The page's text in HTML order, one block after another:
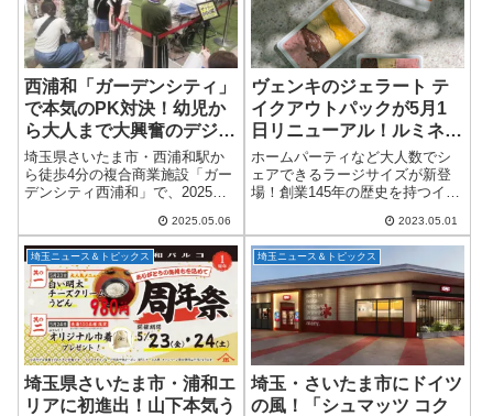
西浦和「ガーデンシティ」
で本気のPK対決！幼児か
ら大人まで大興奮のデジタ
ルサッカー体験【2025年
GW開催レポート】
埼玉県さいたま市・西浦和駅か
ら徒歩4分の複合商業施設「ガー
デンシティ西浦和」で、2025年
間、まさに“本気”のペナルティキ
ック体験が話題を呼びました！
その名も、「幼児も！大人も！
みんな集ま...
2025.05.06
ヴェンキのジェラート テ
イクアウトパックが5月1
日リニューアル！ルミネ大
宮店
ホームパーティなど大人数でシ
ェアできるラージサイズが新登
場！創業145年の歴史を持つイタ
Venchi（ヴェンキ）は、2023年5
月1日（月）よりお持ち帰り用の
ジェラート テイクアウトパッ
ク...
2023.05.01
埼玉ニュース＆トピックス
埼玉県さいたま市・浦和エ
リアに初進出！山下本気う
埼玉ニュース＆トピックス
埼玉・さいたま市にドイツ
の風！「シュマッツ コク